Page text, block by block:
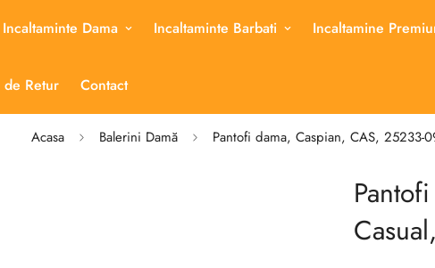
Incaltaminte Dama Incaltaminte Barbati Incaltamine
de Retur Contact
Acasa Balerini Damă Pantofi dama, Caspian, CAS, 25233-